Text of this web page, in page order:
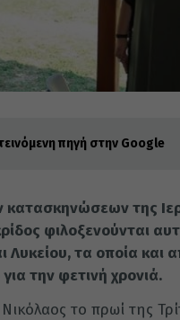
πηγή στην Google
κατασκηνώσεων της
φιλοξενούνται
Λυκείου, τα οποία και
την φετινή χρονιά.
το πρωί της